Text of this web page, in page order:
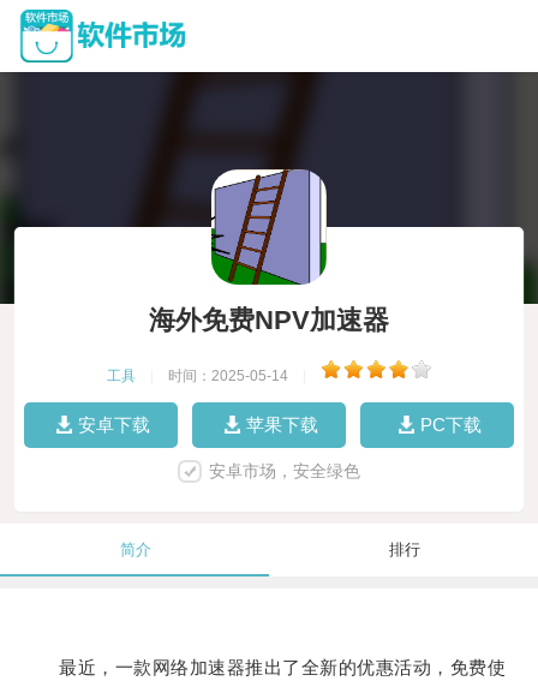
海外免费NPV加速器
工具 时间：2025-05-14
安卓下载 苹果下载 PC下载
安卓市场，安全绿色
简介 排行
最近，一款网络加速器推出了全新的优惠活动，免费使